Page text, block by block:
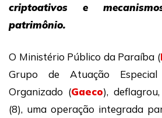
criptoativos e
patrimônio.
O Ministério Público da Paraíba (
Grupo de Atuação
Organizado (Gaeco),
(8), uma operação integrada